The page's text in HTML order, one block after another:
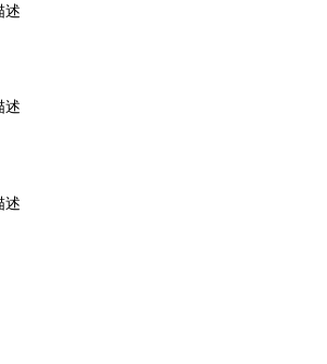
述
述
述